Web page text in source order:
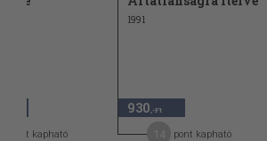
pont kapható
1991
930 ,-Ft
pont kapható